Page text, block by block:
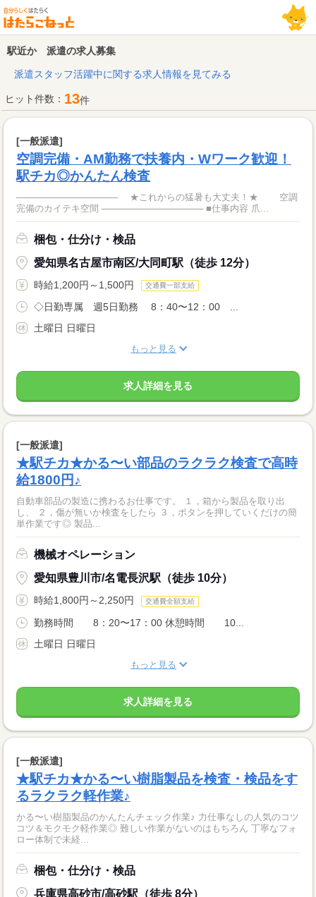
駅近か 派遣の求人募集
派遣スタッフ活躍中に関する求人情報を見てみる
ヒット件数： 13件
[一般派遣]
空調完備・AM勤務で扶養内・Wワーク歓迎！
駅チカ◎かんたん検査
──────────────── ★これからの猛暑も大丈夫！★ 空調
完備のカイテキ空間 ──────────────── ■仕事内容 爪...
梱包・仕分け・検品
愛知県名古屋市南区/大同町駅（徒歩 12分）
時給1,200円～1,500円 交通費一部支給
◇日勤専属 週5日勤務 8：40〜12：00 ...
土曜日 日曜日
もっと見る
求人詳細を見る
[一般派遣]
★駅チカ★かる〜い部品のラクラク検査で高時
給1800円♪
自動車部品の製造に携わるお仕事です。 １，箱から製品を取り出
し、 ２，傷が無いか検査をしたら ３，ボタンを押していくだけの簡
単作業です◎ 製品...
機械オペレーション
愛知県豊川市/名電長沢駅（徒歩 10分）
時給1,800円～2,250円 交通費全額支給
勤務時間 8：20〜17：00 休憩時間 10...
土曜日 日曜日
もっと見る
求人詳細を見る
[一般派遣]
★駅チカ★かる〜い樹脂製品を検査・検品をす
るラクラク軽作業♪
かる〜い樹脂製品のかんたんチェック作業♪ 力仕事なしの人気のコツ
コツ＆モクモク軽作業◎ 難しい作業がないのはもちろん 丁寧なフォ
ロー体制で未経...
梱包・仕分け・検品
兵庫県高砂市/高砂駅（徒歩 8分）